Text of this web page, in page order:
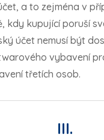
a to zejména v
kdy kupující poruší
účet nemusí být
vybavení
třetích osob.
III.